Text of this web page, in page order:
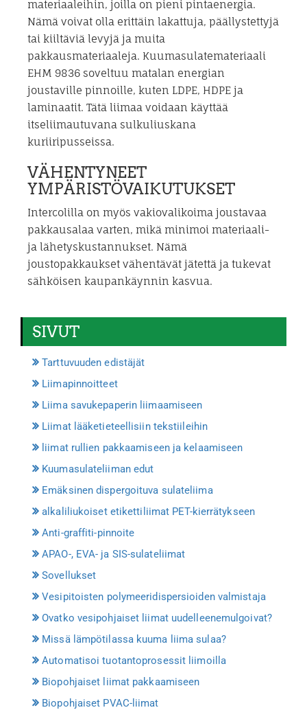
materiaaleihin, joilla on pieni pintaenergia.
Nämä voivat olla erittäin lakattuja, päällystettyjä
tai kiiltäviä levyjä ja muita
pakkausmateriaaleja. Kuumasulatemateriaali
EHM 9836 soveltuu matalan energian
joustaville pinnoille, kuten LDPE, HDPE ja
laminaatit. Tätä liimaa voidaan käyttää
itseliimautuvana sulkuliuskana
kuriiripusseissa.
VÄHENTYNEET
YMPÄRISTÖVAIKUTUKSET
Intercolilla on myös vakiovalikoima joustavaa
pakkausalaa varten, mikä minimoi materiaali-
ja lähetyskustannukset. Nämä
joustopakkaukset vähentävät jätettä ja tukevat
sähköisen kaupankäynnin kasvua.
SIVUT
Tarttuvuuden edistäjät
Liimapinnoitteet
Liima savukepaperin liimaamiseen
Liimat lääketieteellisiin tekstiileihin
liimat rullien pakkaamiseen ja kelaamiseen
Kuumasulateliiman edut
Emäksinen dispergoituva sulateliima
alkaliliukoiset etikettiliimat PET-kierrätykseen
Anti-graffiti-pinnoite
APAO-, EVA- ja SIS-sulateliimat
Sovellukset
Vesipitoisten polymeeridispersioiden valmistaja
Ovatko vesipohjaiset liimat uudelleenemulgoivat?
Missä lämpötilassa kuuma liima sulaa?
Automatisoi tuotantoprosessit liimoilla
Biopohjaiset liimat pakkaamiseen
Biopohjaiset PVAC-liimat